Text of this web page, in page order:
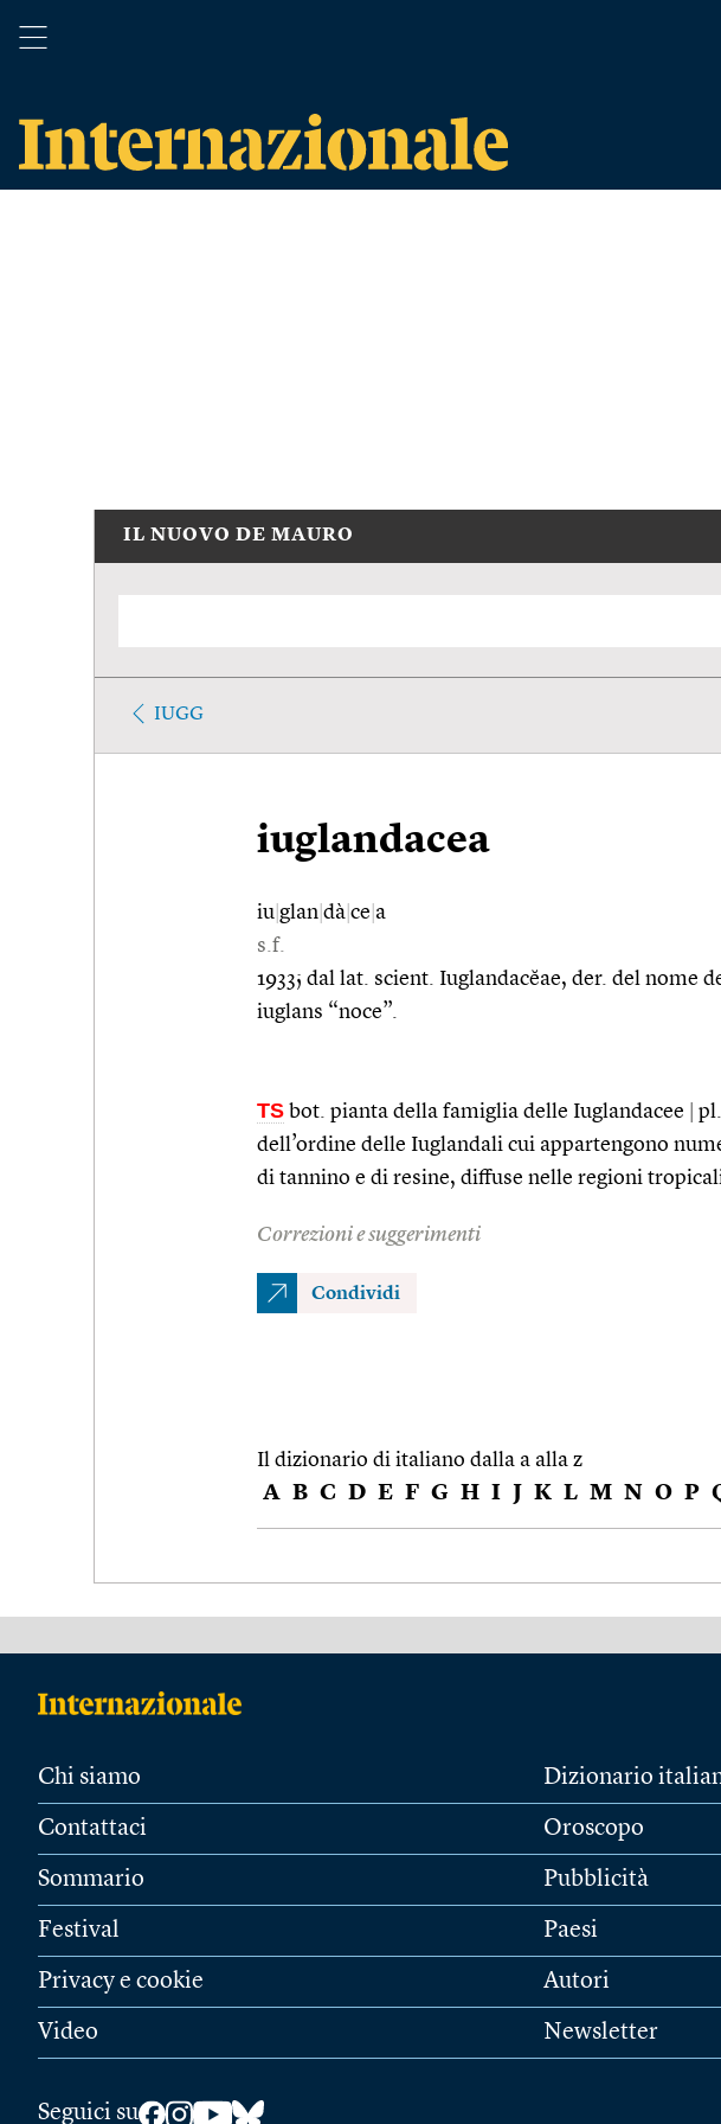
IL NUOVO DE MAURO
IUGG
iuglandacea
iu glan dà ce a
s.f.
1933; dal lat. scient. Iuglandacĕae, der. del nome
iuglans “noce”.
TS bot. pianta della famiglia delle Iuglandacee
dell’ordine delle Iuglandali cui appartengono
di tannino e di resine, diffuse nelle regioni
Correzioni e suggerimenti
Condividi
Il dizionario di italiano dalla a alla z
A B C D E F G H I J K L M N O P
Chi siamo
Contattaci
Sommario
Festival
Privacy e cookie
Video
Dizionario
Oroscopo
Pubblicità
Paesi
Autori
Newsletter
Seguici su